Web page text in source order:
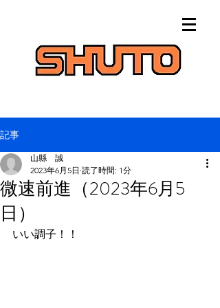
記事
微速前進（2023年6月5
日）
山縣 誠
2023年6月5日 読了時間: 1分
いい調子！！